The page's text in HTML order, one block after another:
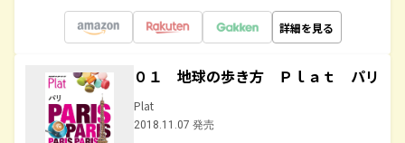
詳細を見る
０１ 地球の歩き方 Ｐｌａｔ パリ
Plat
2018.11.07 発売